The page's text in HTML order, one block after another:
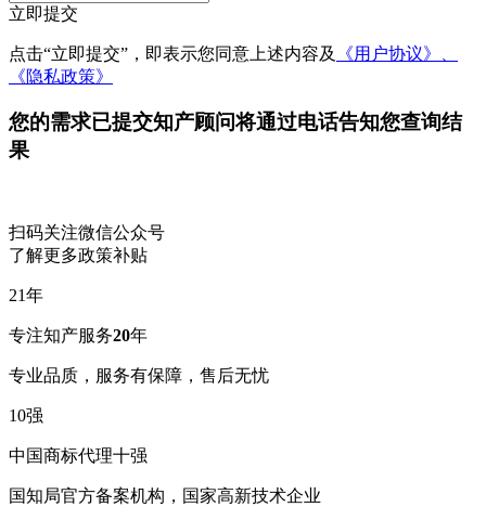
立即提交
点击“立即提交”，即表示您同意上述内容及
《用户协议》、
《隐私政策》
您的需求已提交知产顾问将通过电话告知您查询结
果
扫码关注微信公众号
了解更多政策补贴
21年
专注知产服务20年
专业品质，服务有保障，售后无忧
10强
中国商标代理十强
国知局官方备案机构，国家高新技术企业